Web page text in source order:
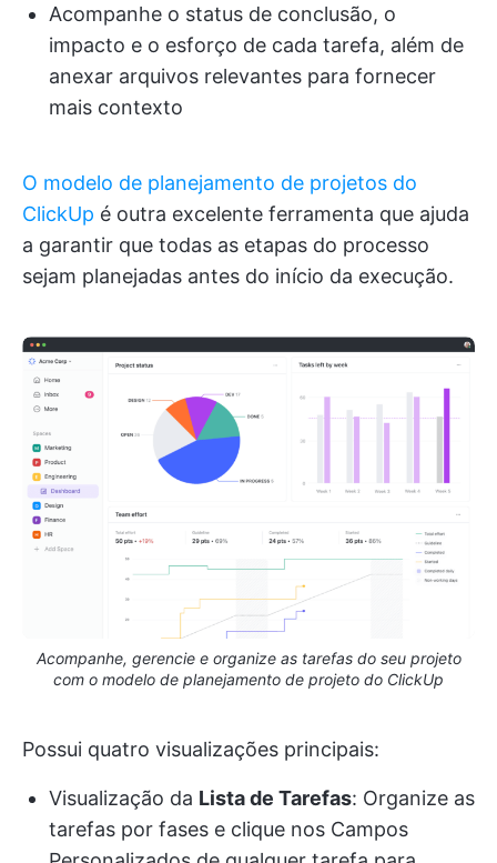
Acompanhe o status de conclusão, o
impacto e o esforço de cada tarefa, além de
anexar arquivos relevantes para fornecer
mais contexto
O modelo de planejamento de projetos do
ClickUp é outra excelente ferramenta que ajuda
a garantir que todas as etapas do processo
sejam planejadas antes do início da execução.
Acompanhe, gerencie e organize as tarefas do seu projeto
com o modelo de planejamento de projeto do ClickUp
Possui quatro visualizações principais:
Visualização da Lista de Tarefas: Organize as
tarefas por fases e clique nos Campos